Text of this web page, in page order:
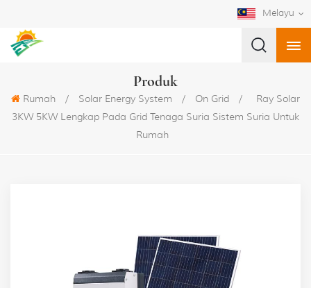
Melayu
Produk
Rumah / Solar Energy System / On Grid /
Ray Solar
3KW 5KW Lengkap Pada Grid Tenaga Suria Sistem Suria Untuk
Rumah